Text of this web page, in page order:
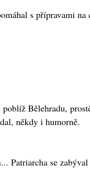
s přípravami na
Bělehradu,
někdy i humorně.
Patriarcha se